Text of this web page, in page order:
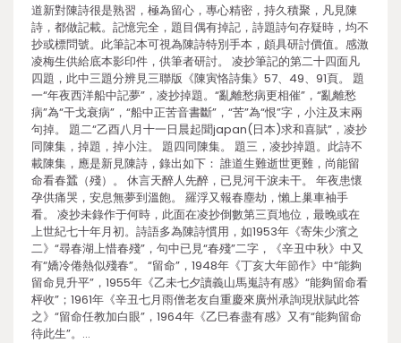
道新對陳詩很是熟習，極為留心，專心精密，持久積聚，凡見陳
詩，都做記載。記憶完全，題目偶有掉記，詩題詩句存疑時，均不
抄或標問號。此筆記本可視為陳詩特別手本，頗具研討價值。感激
凌梅生供給底本影印件，供筆者研討。 凌抄筆記的第二十四面凡
四題，此中三題分辨見三聯版《陳寅恪詩集》57、49、91頁。 題
一“年夜西洋船中記夢”，凌抄掉題。“亂離愁病更相催”，“亂離愁
病”為“干戈衰病”，“船中正苦音書斷”，“苦”為“恨”字，小注及末兩
句掉。 題二“乙酉八月十一日晨起聞japan(日本)求和喜賦”，凌抄
同陳集，掉題，掉小注。 題四同陳集。 題三，凌抄掉題。此詩不
載陳集，應是新見陳詩，錄出如下： 誰道生難逝世更難，尚能留
命看春蠶（殘）。 休言天醉人先醉，已見河干淚未干。 年夜患懷
孕供痛哭，安息無夢到溫飽。 羅浮又報春塵劫，懶上巢車袖手
看。 凌抄未錄作于何時，此面在凌抄倒數第三頁地位，最晚或在
上世紀七十年月初。詩語多為陳詩慣用，如1953年《寄朱少濱之
二》“尋春湖上惜春殘”，句中已見“春殘”二字，《辛丑中秋》中又
有“嬌冷倦熱似殘春”。 “留命”，1948年《丁亥大年節作》中“能夠
留命見升平”，1955年《乙未七夕讀義山馬嵬詩有感》“能夠留命看
枰收”；1961年《辛丑七月雨僧老友自重慶來廣州承詢現狀賦此答
之》“留命任教加白眼”，1964年《乙巳春盡有感》又有“能夠留命
待此生”。…